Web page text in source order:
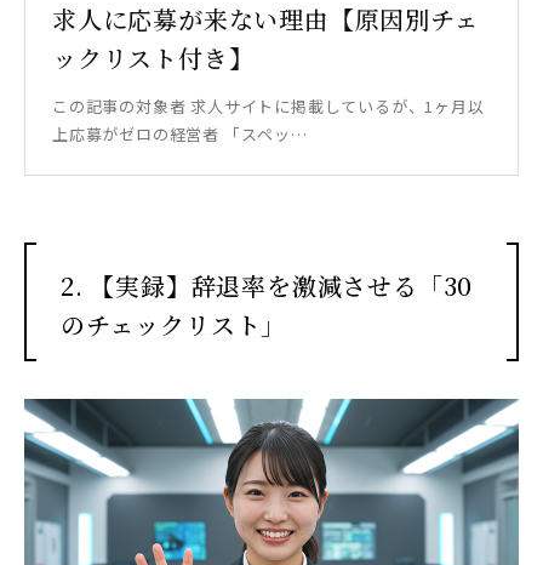
求人に応募が来ない理由【原因別チェ
ックリスト付き】
この記事の対象者 求人サイトに掲載しているが、1ヶ月以
上応募がゼロの経営者 「スペッ…
2. 【実録】辞退率を激減させる「30
のチェックリスト」